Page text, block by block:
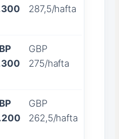
287,5/hafta
GBP
275/hafta
GBP
262,5/hafta